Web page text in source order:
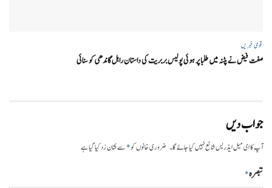
قومی خبریں
صفت فیض نے پٹنہ میں طلبا پر ہوئی پولیس بربریت کی داستان راہل گاندھی کو سنائی
جواب دیں
آپ کا ای میل ایڈریس شائع نہیں کیا جائے گا۔ ضروری خانوں کو*سے نشان زد کیا گیا ہے
تبصرہ*